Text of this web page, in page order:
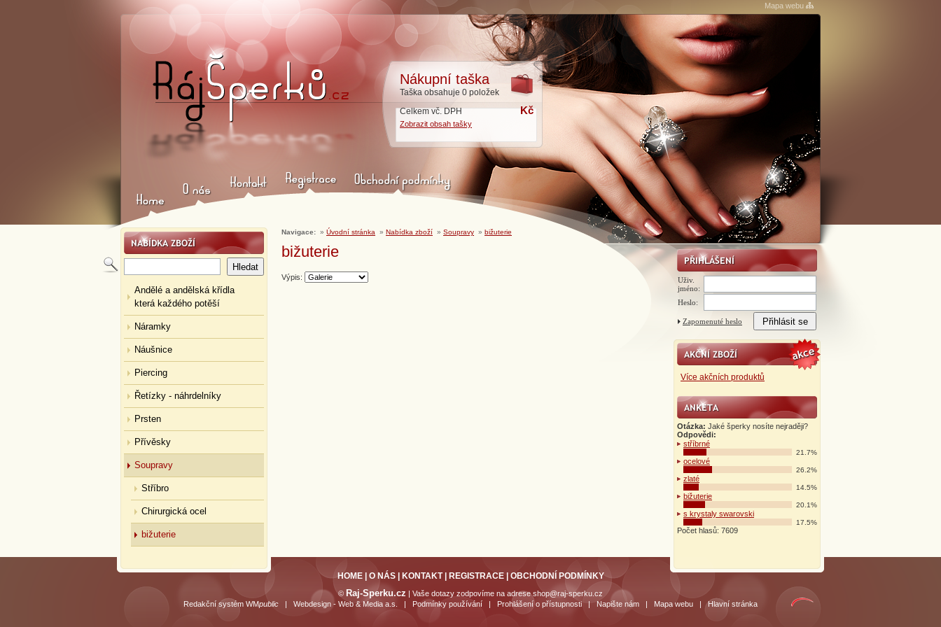
Mapa webu
Nákupní taška
Taška obsahuje 0 položek
Celkem vč. DPH
Kč
Zobrazit obsah tašky
Andělé a andělská křídla
která každého potěší
Náramky
Náušnice
Piercing
Řetízky - náhrdelníky
Prsten
Přívěsky
Soupravy
Stříbro
Chirurgická ocel
bižuterie
Navigace: » Úvodní stránka » Nabídka zboží » Soupravy » bižuterie
bižuterie
Výpis:
Uživ.
jméno:
Heslo:
Zapomenuté heslo
Více akčních produktů
Otázka: Jaké šperky nosíte nejraději?
Odpovědi:
stříbrné
21.7%
ocelové
26.2%
zlaté
14.5%
bižuterie
20.1%
s krystaly swarovski
17.5%
Počet hlasů: 7609
HOME| O NÁS| KONTAKT| REGISTRACE| OBCHODNÍ PODMÍNKY
© Raj-Sperku.cz | Vaše dotazy zodpovíme na adreseshop@raj-sperku.cz
Redakční systém WMpublic | Webdesign - Web & Media a.s. | Podmínky používání | Prohlášení o přístupnosti|Napište nám | Mapa webu |Hlavní stránka